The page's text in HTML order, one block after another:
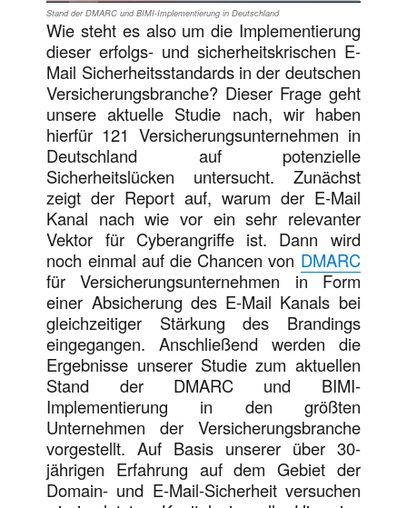
Stand der DMARC und BIMI-Implementierung in Deutschland
Wie steht es also um die Implementierung
dieser erfolgs- und sicherheitskrischen E-
Mail Sicherheitsstandards in der deutschen
Versicherungsbranche? Dieser Frage geht
unsere aktuelle Studie nach, wir haben
hierfür 121 Versicherungsunternehmen in
Deutschland auf potenzielle
Sicherheitslücken untersucht. Zunächst
zeigt der Report auf, warum der E-Mail
Kanal nach wie vor ein sehr relevanter
Vektor für Cyberangriffe ist. Dann wird
noch einmal auf die Chancen von DMARC
für Versicherungsunternehmen in Form
einer Absicherung des E-Mail Kanals bei
gleichzeitiger Stärkung des Brandings
eingegangen. Anschließend werden die
Ergebnisse unserer Studie zum aktuellen
Stand der DMARC und BIMI-
Implementierung in den größten
Unternehmen der Versicherungsbranche
vorgestellt. Auf Basis unserer über 30-
jährigen Erfahrung auf dem Gebiet der
Domain- und E-Mail-Sicherheit versuchen